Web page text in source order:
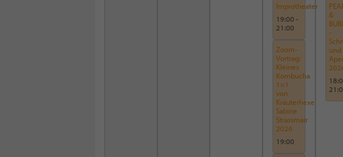
Improtheater
19:00 -
21:00
Zoom-
Vortrag:
Kleines
Kombucha
1×1
von
Kräuterhexe
Sabine
Strassmair
2026
19:00
&
-
und